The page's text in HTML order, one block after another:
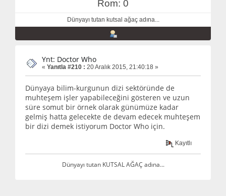
Rom: 0
Dünyayı tutan kutsal ağaç adına...
Ynt: Doctor Who
« Yanıtla #210 : 20 Aralık 2015, 21:40:18 »
Dünyaya bilim-kurgunun dizi sektöründe de
muhteşem işler yapabileceğini gösteren ve uzun
süre somut bir örnek olarak günümüze kadar
gelmiş hatta gelecekte de devam edecek muhteşem
bir dizi demek istiyorum Doctor Who için.
Kayıtlı
Dünyayı tutan KUTSAL AĞAÇ adına...